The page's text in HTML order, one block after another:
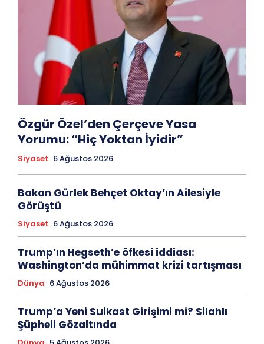
Özgür Özel’den Çerçeve Yasa
Yorumu: “Hiç Yoktan İyidir”
Siyaset 6 Ağustos 2026
Bakan Gürlek Behçet Oktay’ın Ailesiyle
Görüştü
Siyaset 6 Ağustos 2026
Trump’ın Hegseth’e öfkesi iddiası:
Washington’da mühimmat krizi tartışması
Dünya 6 Ağustos 2026
Trump’a Yeni Suikast Girişimi mi? Silahlı
Şüpheli Gözaltında